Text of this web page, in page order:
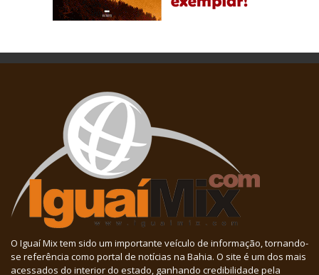
O Iguaí Mix tem sido um importante veículo de informação, tornando-
se referência como portal de notícias na Bahia. O site é um dos mais
acessados do interior do estado, ganhando credibilidade pela